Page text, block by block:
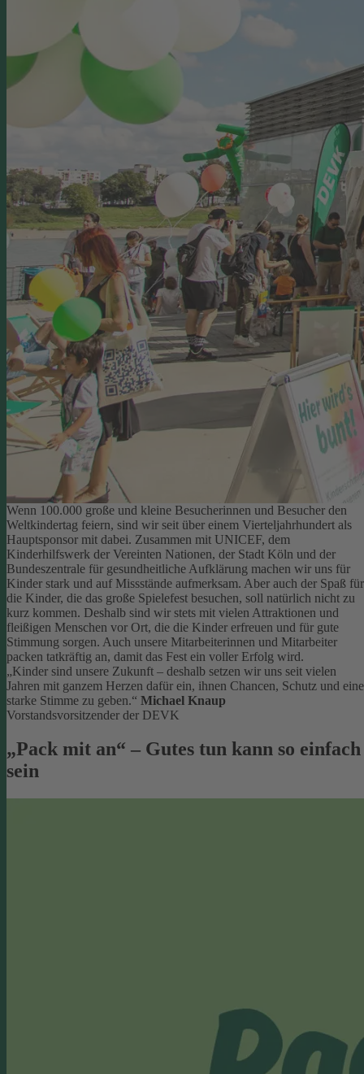
Wenn 100.000 große und kleine Besucherinnen und Besucher den
Weltkindertag feiern, sind wir seit über einem Vierteljahrhundert als
Hauptsponsor mit dabei. Zusammen mit UNICEF, dem
Kinderhilfswerk der Vereinten Nationen, der Stadt Köln und der
Bundeszentrale für gesundheitliche Aufklärung machen wir uns für
Kinder stark und auf Missstände aufmerksam. Aber auch der Spaß für
die Kinder, die das große Spielefest besuchen, soll natürlich nicht zu
kurz kommen. Deshalb sind wir stets mit vielen Attraktionen und
fleißigen Menschen vor Ort, die die Kinder erfreuen und für gute
Stimmung sorgen. Auch unsere Mitarbeiterinnen und Mitarbeiter
packen tatkräftig an, damit das Fest ein voller Erfolg wird.
„Kinder sind unsere Zukunft – deshalb setzen wir uns seit vielen
Jahren mit ganzem Herzen dafür ein, ihnen Chancen, Schutz und eine
starke Stimme zu geben.“ Michael Knaup
Vorstandsvorsitzender der DEVK
„Pack mit an“ – Gutes tun kann so einfach
sein